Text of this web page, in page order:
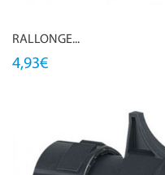
RALLONGE...
4,93€